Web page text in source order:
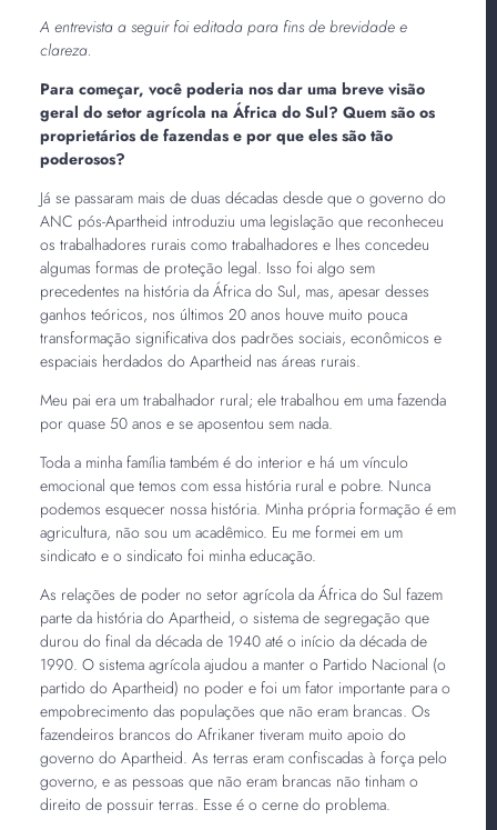
A entrevista a seguir foi editada para fins de brevidade e
clareza.
Para começar, você poderia nos dar uma breve visão
geral do setor agrícola na África do Sul? Quem são os
proprietários de fazendas e por que eles são tão
poderosos?
Já se passaram mais de duas décadas desde que o governo do
ANC pós-Apartheid introduziu uma legislação que reconheceu
os trabalhadores rurais como trabalhadores e lhes concedeu
algumas formas de proteção legal. Isso foi algo sem
precedentes na história da África do Sul, mas, apesar desses
ganhos teóricos, nos últimos 20 anos houve muito pouca
transformação significativa dos padrões sociais, econômicos e
espaciais herdados do Apartheid nas áreas rurais.
Meu pai era um trabalhador rural; ele trabalhou em uma fazenda
por quase 50 anos e se aposentou sem nada.
Toda a minha família também é do interior e há um vínculo
emocional que temos com essa história rural e pobre. Nunca
podemos esquecer nossa história. Minha própria formação é em
agricultura, não sou um acadêmico. Eu me formei em um
sindicato e o sindicato foi minha educação.
As relações de poder no setor agrícola da África do Sul fazem
parte da história do Apartheid, o sistema de segregação que
durou do final da década de 1940 até o início da década de
1990. O sistema agrícola ajudou a manter o Partido Nacional (o
partido do Apartheid) no poder e foi um fator importante para o
empobrecimento das populações que não eram brancas. Os
fazendeiros brancos do Afrikaner tiveram muito apoio do
governo do Apartheid. As terras eram confiscadas à força pelo
governo, e as pessoas que não eram brancas não tinham o
direito de possuir terras. Esse é o cerne do problema.